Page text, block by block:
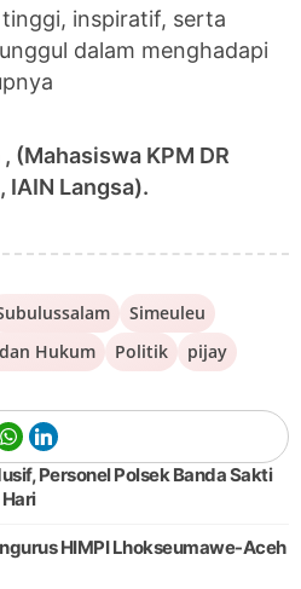
inspiratif, serta
dalam menghadapi
(Mahasiswa KPM DR
IAIN Langsa).
Simeuleu
Hukum Politik
pijay
Personel Polsek Banda Sakti
HIMPI Lhokseumawe-Aceh